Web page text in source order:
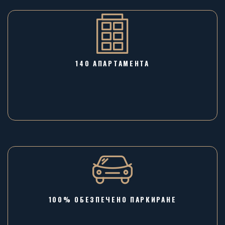
140 АПАРТАМЕНТА
100% ОБЕЗПЕЧЕНО ПАРКИРАНЕ